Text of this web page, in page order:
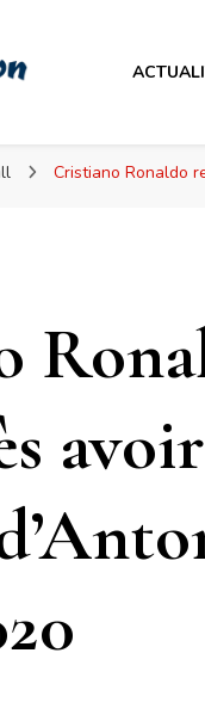
Cristiano Ronaldo